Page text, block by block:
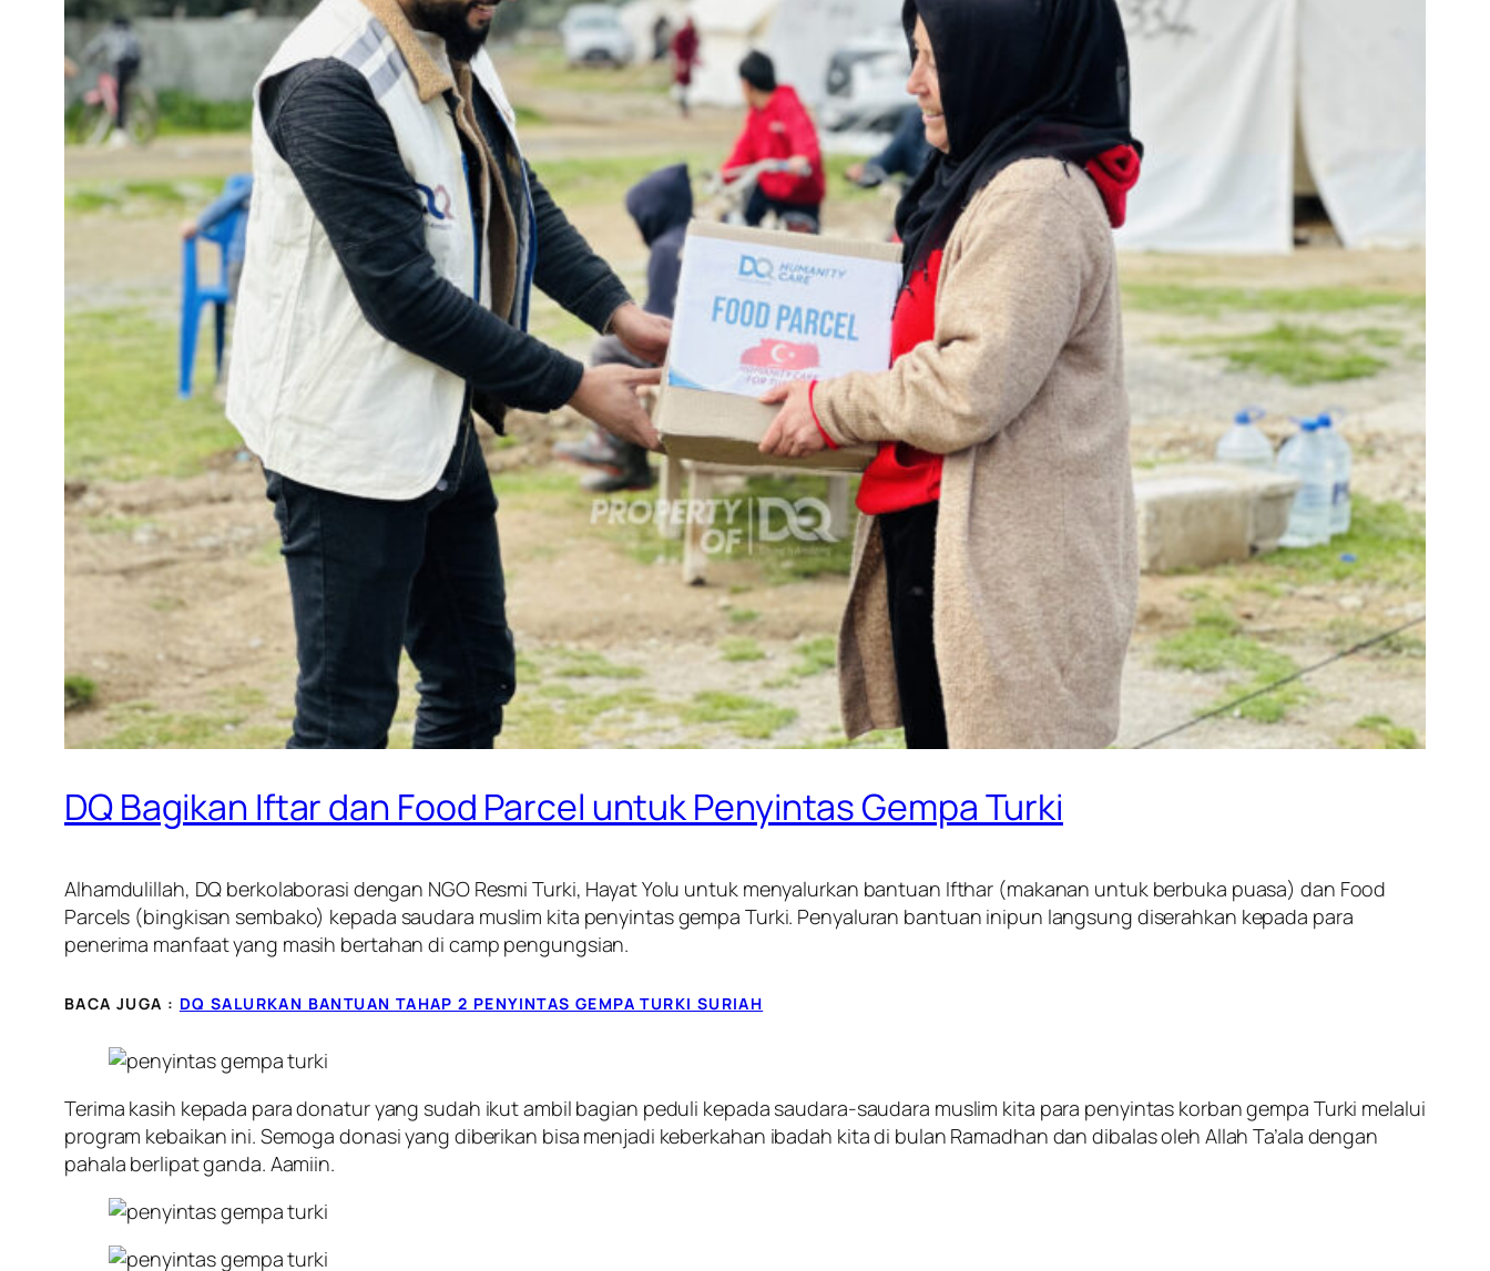
DQ Bagikan Iftar dan Food Parcel untuk Penyintas Gempa Turki
Alhamdulillah, DQ berkolaborasi dengan NGO Resmi Turki, Hayat Yolu untuk menyalurkan bantuan Ifthar (makanan untuk berbuka puasa) dan Food
Parcels (bingkisan sembako) kepada saudara muslim kita penyintas gempa Turki. Penyaluran bantuan inipun langsung diserahkan kepada para
penerima manfaat yang masih bertahan di camp pengungsian.
BACA JUGA : DQ SALURKAN BANTUAN TAHAP 2 PENYINTAS GEMPA TURKI SURIAH
Terima kasih kepada para donatur yang sudah ikut ambil bagian peduli kepada saudara-saudara muslim kita para penyintas korban gempa Turki melalui
program kebaikan ini. Semoga donasi yang diberikan bisa menjadi keberkahan ibadah kita di bulan Ramadhan dan dibalas oleh Allah Ta’ala dengan
pahala berlipat ganda. Aamiin.